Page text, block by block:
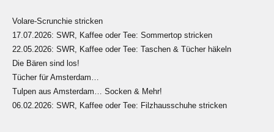
Volare-Scrunchie stricken
17.07.2026: SWR, Kaffee oder Tee: Sommertop stricken
22.05.2026: SWR, Kaffee oder Tee: Taschen & Tücher häkeln
Die Bären sind los!
Tücher für Amsterdam…
Tulpen aus Amsterdam… Socken & Mehr!
06.02.2026: SWR, Kaffee oder Tee: Filzhausschuhe stricken